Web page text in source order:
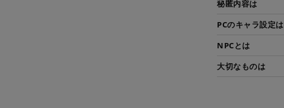
秘匿内容は
PCのキャラ設定は
NPCとは
大切なものは